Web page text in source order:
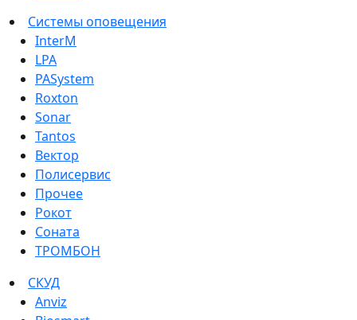
Системы оповещения
InterM
LPA
PASystem
Roxton
Sonar
Tantos
Вектор
Полисервис
Прочее
Рокот
Соната
ТРОМБОН
СКУД
Anviz